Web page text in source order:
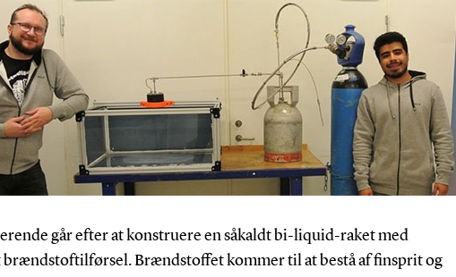
går efter at konstruere en såkaldt bi-liquid-raket med
Brændstoffet kommer til at bestå af finsprit og